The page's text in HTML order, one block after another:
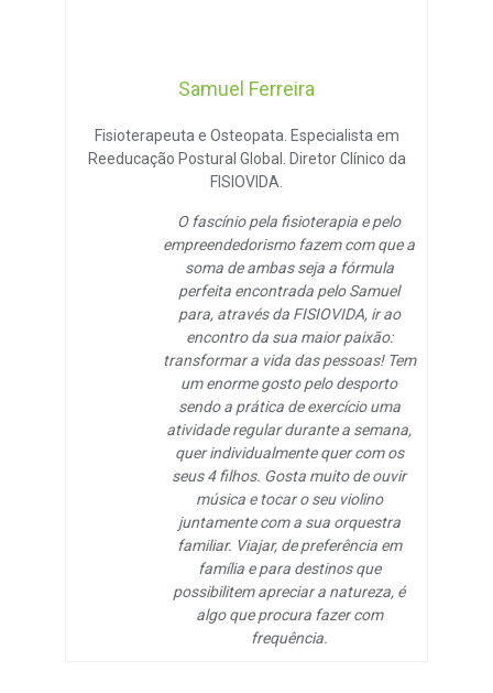
Samuel Ferreira
Fisioterapeuta e Osteopata. Especialista em
Reeducação Postural Global. Diretor Clínico da
FISIOVIDA.
O fascínio pela fisioterapia e pelo
empreendedorismo fazem com que a
soma de ambas seja a fórmula
perfeita encontrada pelo Samuel
para, através da FISIOVIDA, ir ao
encontro da sua maior paixão:
transformar a vida das pessoas! Tem
um enorme gosto pelo desporto
sendo a prática de exercício uma
atividade regular durante a semana,
quer individualmente quer com os
seus 4 filhos. Gosta muito de ouvir
música e tocar o seu violino
juntamente com a sua orquestra
familiar. Viajar, de preferência em
família e para destinos que
possibilitem apreciar a natureza, é
algo que procura fazer com
frequência.